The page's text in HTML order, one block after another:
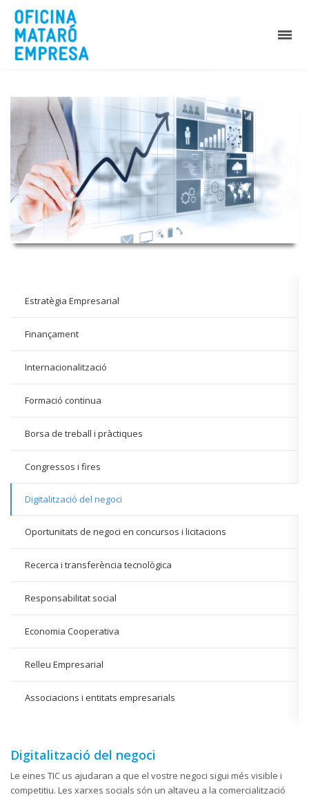
Estratègia Empresarial
Finançament
Internacionalització
Formació continua
Borsa de treball i pràctiques
Congressos i fires
Digitalització del negoci
Oportunitats de negoci en concursos i licitacions
Recerca i transferència tecnològica
Responsabilitat social
Economia Cooperativa
Relleu Empresarial
Associacions i entitats empresarials
Digitalització del negoci
Le eines TIC us ajudaran a que el vostre negoci sigui més visible i
competitiu. Les xarxes socials són un altaveu a la comercialització